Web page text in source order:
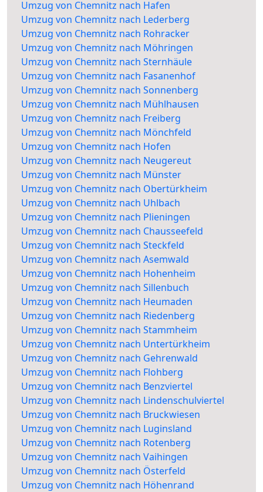
Umzug von Chemnitz nach Hafen
Umzug von Chemnitz nach Lederberg
Umzug von Chemnitz nach Rohracker
Umzug von Chemnitz nach Möhringen
Umzug von Chemnitz nach Sternhäule
Umzug von Chemnitz nach Fasanenhof
Umzug von Chemnitz nach Sonnenberg
Umzug von Chemnitz nach Mühlhausen
Umzug von Chemnitz nach Freiberg
Umzug von Chemnitz nach Mönchfeld
Umzug von Chemnitz nach Hofen
Umzug von Chemnitz nach Neugereut
Umzug von Chemnitz nach Münster
Umzug von Chemnitz nach Obertürkheim
Umzug von Chemnitz nach Uhlbach
Umzug von Chemnitz nach Plieningen
Umzug von Chemnitz nach Chausseefeld
Umzug von Chemnitz nach Steckfeld
Umzug von Chemnitz nach Asemwald
Umzug von Chemnitz nach Hohenheim
Umzug von Chemnitz nach Sillenbuch
Umzug von Chemnitz nach Heumaden
Umzug von Chemnitz nach Riedenberg
Umzug von Chemnitz nach Stammheim
Umzug von Chemnitz nach Untertürkheim
Umzug von Chemnitz nach Gehrenwald
Umzug von Chemnitz nach Flohberg
Umzug von Chemnitz nach Benzviertel
Umzug von Chemnitz nach Lindenschulviertel
Umzug von Chemnitz nach Bruckwiesen
Umzug von Chemnitz nach Luginsland
Umzug von Chemnitz nach Rotenberg
Umzug von Chemnitz nach Vaihingen
Umzug von Chemnitz nach Österfeld
Umzug von Chemnitz nach Höhenrand